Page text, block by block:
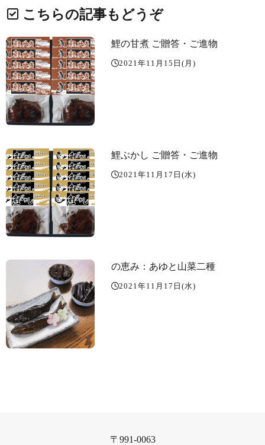
こちらの記事もどうぞ
鯉の甘煮 ご贈答・ご進物
2021年11月15日(月)
鯉ぶかし ご贈答・ご進物
2021年11月17日(水)
の恵み：あゆと山菜二種
2021年11月17日(水)
〒991-0063